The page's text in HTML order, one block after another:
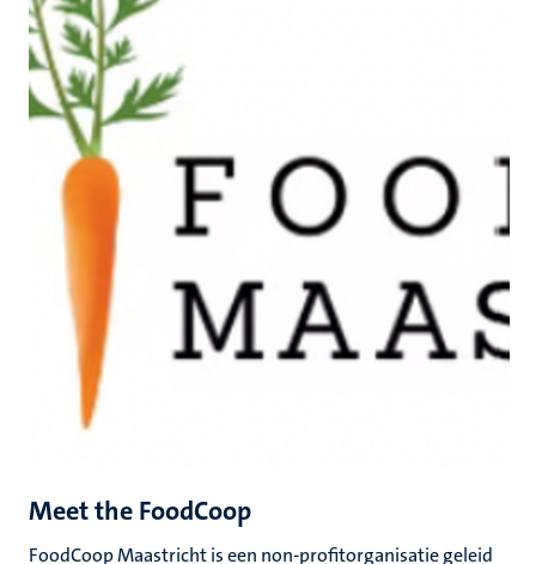
Meet the FoodCoop
FoodCoop Maastricht is een non-profitorganisatie geleid